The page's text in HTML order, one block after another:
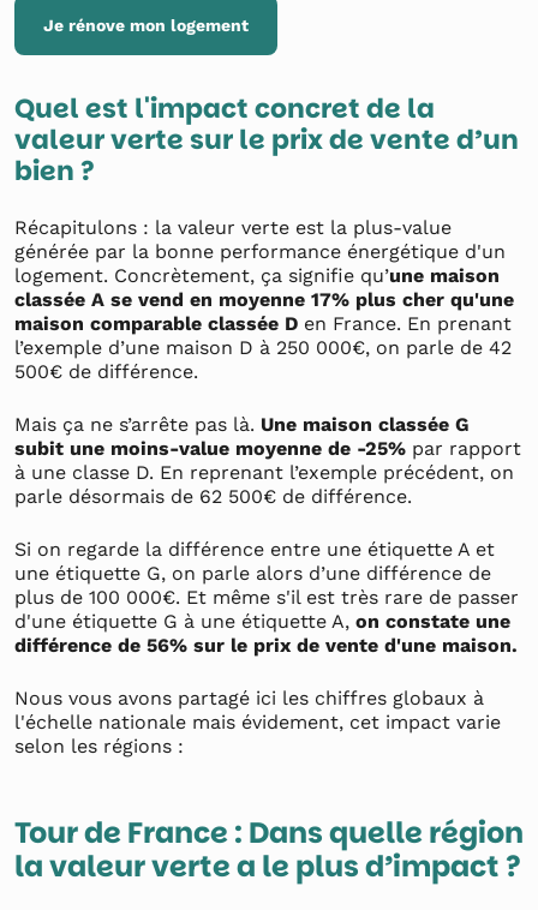
Je rénove mon logement
Quel est l'impact concret de la
valeur verte sur le prix de vente d’un
bien ?
Récapitulons : la valeur verte est la plus-value
générée par la bonne performance énergétique d'un
logement. Concrètement, ça signifie qu’une maison
classée A se vend en moyenne 17% plus cher qu'une
maison comparable classée D en France. En prenant
l’exemple d’une maison D à 250 000€, on parle de 42
500€ de différence.
Mais ça ne s’arrête pas là. Une maison classée G
subit une moins-value moyenne de -25% par rapport
à une classe D. En reprenant l’exemple précédent, on
parle désormais de 62 500€ de différence.
Si on regarde la différence entre une étiquette A et
une étiquette G, on parle alors d’une différence de
plus de 100 000€. Et même s'il est très rare de passer
d'une étiquette G à une étiquette A, on constate une
différence de 56% sur le prix de vente d'une maison.
Nous vous avons partagé ici les chiffres globaux à
l'échelle nationale mais évidement, cet impact varie
selon les régions :
Tour de France : Dans quelle région
la valeur verte a le plus d’impact ?